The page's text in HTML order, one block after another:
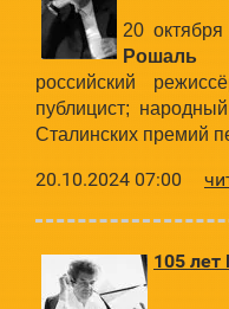
20
Рошаль
российский
публицист;
Сталинских премий
20.10.2024 07:00
105